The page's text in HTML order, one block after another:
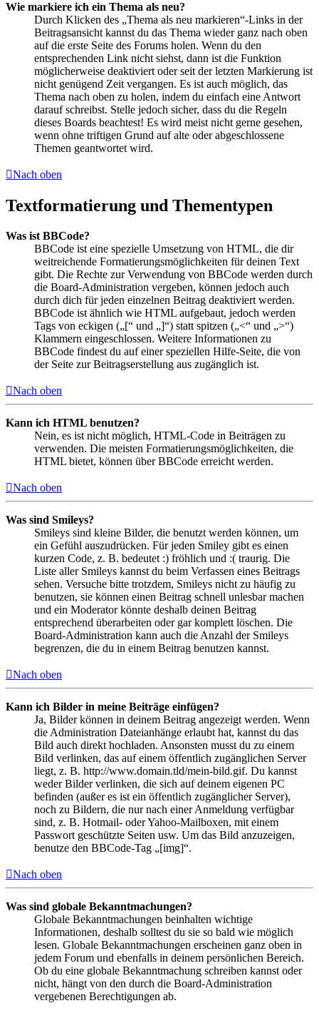
Wie markiere ich ein Thema als neu?
Durch Klicken des „Thema als neu markieren“-Links in der
Beitragsansicht kannst du das Thema wieder ganz nach oben
auf die erste Seite des Forums holen. Wenn du den
entsprechenden Link nicht siehst, dann ist die Funktion
möglicherweise deaktiviert oder seit der letzten Markierung ist
nicht genügend Zeit vergangen. Es ist auch möglich, das
Thema nach oben zu holen, indem du einfach eine Antwort
darauf schreibst. Stelle jedoch sicher, dass du die Regeln
dieses Boards beachtest! Es wird meist nicht gerne gesehen,
wenn ohne triftigen Grund auf alte oder abgeschlossene
Themen geantwortet wird.
Nach oben
Textformatierung und Thementypen
Was ist BBCode?
BBCode ist eine spezielle Umsetzung von HTML, die dir
weitreichende Formatierungsmöglichkeiten für deinen Text
gibt. Die Rechte zur Verwendung von BBCode werden durch
die Board-Administration vergeben, können jedoch auch
durch dich für jeden einzelnen Beitrag deaktiviert werden.
BBCode ist ähnlich wie HTML aufgebaut, jedoch werden
Tags von eckigen („[“ und „]“) statt spitzen („<“ und „>“)
Klammern eingeschlossen. Weitere Informationen zu
BBCode findest du auf einer speziellen Hilfe-Seite, die von
der Seite zur Beitragserstellung aus zugänglich ist.
Nach oben
Kann ich HTML benutzen?
Nein, es ist nicht möglich, HTML-Code in Beiträgen zu
verwenden. Die meisten Formatierungsmöglichkeiten, die
HTML bietet, können über BBCode erreicht werden.
Nach oben
Was sind Smileys?
Smileys sind kleine Bilder, die benutzt werden können, um
ein Gefühl auszudrücken. Für jeden Smiley gibt es einen
kurzen Code, z. B. bedeutet :) fröhlich und :( traurig. Die
Liste aller Smileys kannst du beim Verfassen eines Beitrags
sehen. Versuche bitte trotzdem, Smileys nicht zu häufig zu
benutzen, sie können einen Beitrag schnell unlesbar machen
und ein Moderator könnte deshalb deinen Beitrag
entsprechend überarbeiten oder gar komplett löschen. Die
Board-Administration kann auch die Anzahl der Smileys
begrenzen, die du in einem Beitrag benutzen kannst.
Nach oben
Kann ich Bilder in meine Beiträge einfügen?
Ja, Bilder können in deinem Beitrag angezeigt werden. Wenn
die Administration Dateianhänge erlaubt hat, kannst du das
Bild auch direkt hochladen. Ansonsten musst du zu einem
Bild verlinken, das auf einem öffentlich zugänglichen Server
liegt, z. B. http://www.domain.tld/mein-bild.gif. Du kannst
weder Bilder verlinken, die sich auf deinem eigenen PC
befinden (außer es ist ein öffentlich zugänglicher Server),
noch zu Bildern, die nur nach einer Anmeldung verfügbar
sind, z. B. Hotmail- oder Yahoo-Mailboxen, mit einem
Passwort geschützte Seiten usw. Um das Bild anzuzeigen,
benutze den BBCode-Tag „[img]“.
Nach oben
Was sind globale Bekanntmachungen?
Globale Bekanntmachungen beinhalten wichtige
Informationen, deshalb solltest du sie so bald wie möglich
lesen. Globale Bekanntmachungen erscheinen ganz oben in
jedem Forum und ebenfalls in deinem persönlichen Bereich.
Ob du eine globale Bekanntmachung schreiben kannst oder
nicht, hängt von den durch die Board-Administration
vergebenen Berechtigungen ab.